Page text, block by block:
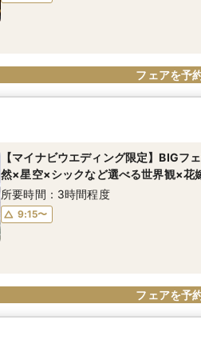
フェアを予
【マイナビウエディング限定】BIG
然×星空×シックなど選べる世界観×花
所要時間：3時間程度
9:15〜
フェアを予